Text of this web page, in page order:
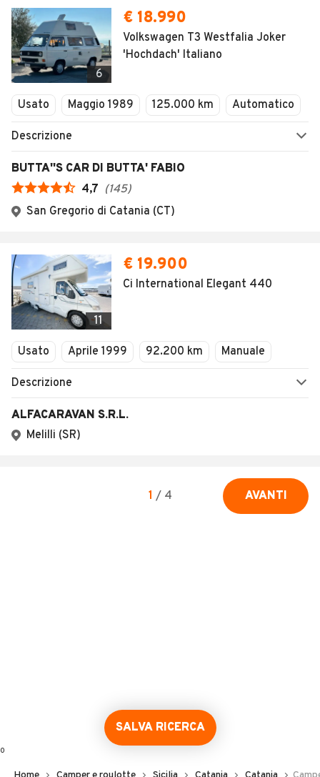
6
€ 18.990
Volkswagen T3 Westfalia Joker
'Hochdach' Italiano
Usato Maggio 1989 125.000 km Automatico
Descrizione
BUTTA''S CAR DI BUTTA' FABIO
4,7 (145)
San Gregorio di Catania (CT)
11
€ 19.900
Ci International Elegant 440
Usato Aprile 1999 92.200 km Manuale
Descrizione
ALFACARAVAN S.R.L.
Melilli (SR)
1 / 4 AVANTI
SALVA RICERCA
0